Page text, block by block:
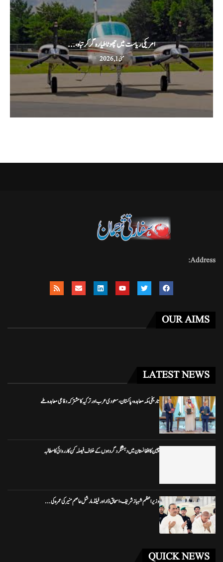
امریکی ریاست میں چھوٹا طیارہ گر کر تباہ،...
مئی 1, 2026
Address:
OUR AIMS
LATEST NEWS
تاریخی مکہ معاہدہ، پاکستان، سعودی عرب اور ترکیہ کا مشترکہ دفاعی معاہدہ طے
چین کا افغانستان میں دہشتگرد گروہوں کے خلاف فیصلہ کن کارروائی کا مطالبہ
وزیراعظم شہباز شریف، اسحاق ڈار اور فیلڈ مارشل عاصم منیر کی عمرہ کی...
QUICK NEWS